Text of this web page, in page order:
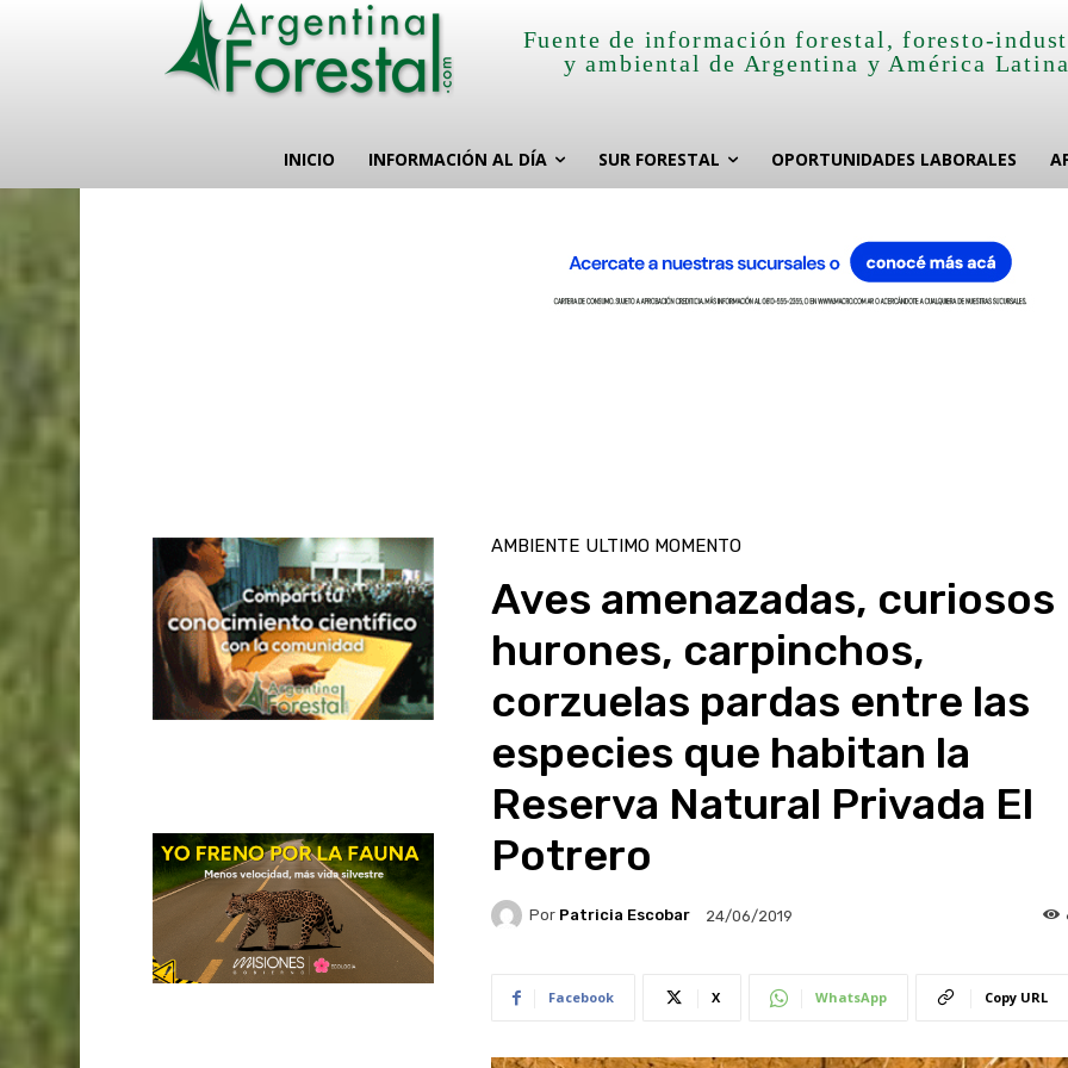
Fuente de información forestal, foresto-
y ambiental de Argentina y América
INICIO INFORMACIÓN AL DÍA SUR FORESTAL OPORTUNIDADES LABORALES
AMBIENTE ULTIMO MOMENTO
Aves amenazadas, curiosos
hurones, carpinchos,
corzuelas pardas entre las
especies que habitan la
Reserva Natural Privada El
Potrero
Por Patricia Escobar 24/06/2019
Facebook X WhatsApp Copy URL